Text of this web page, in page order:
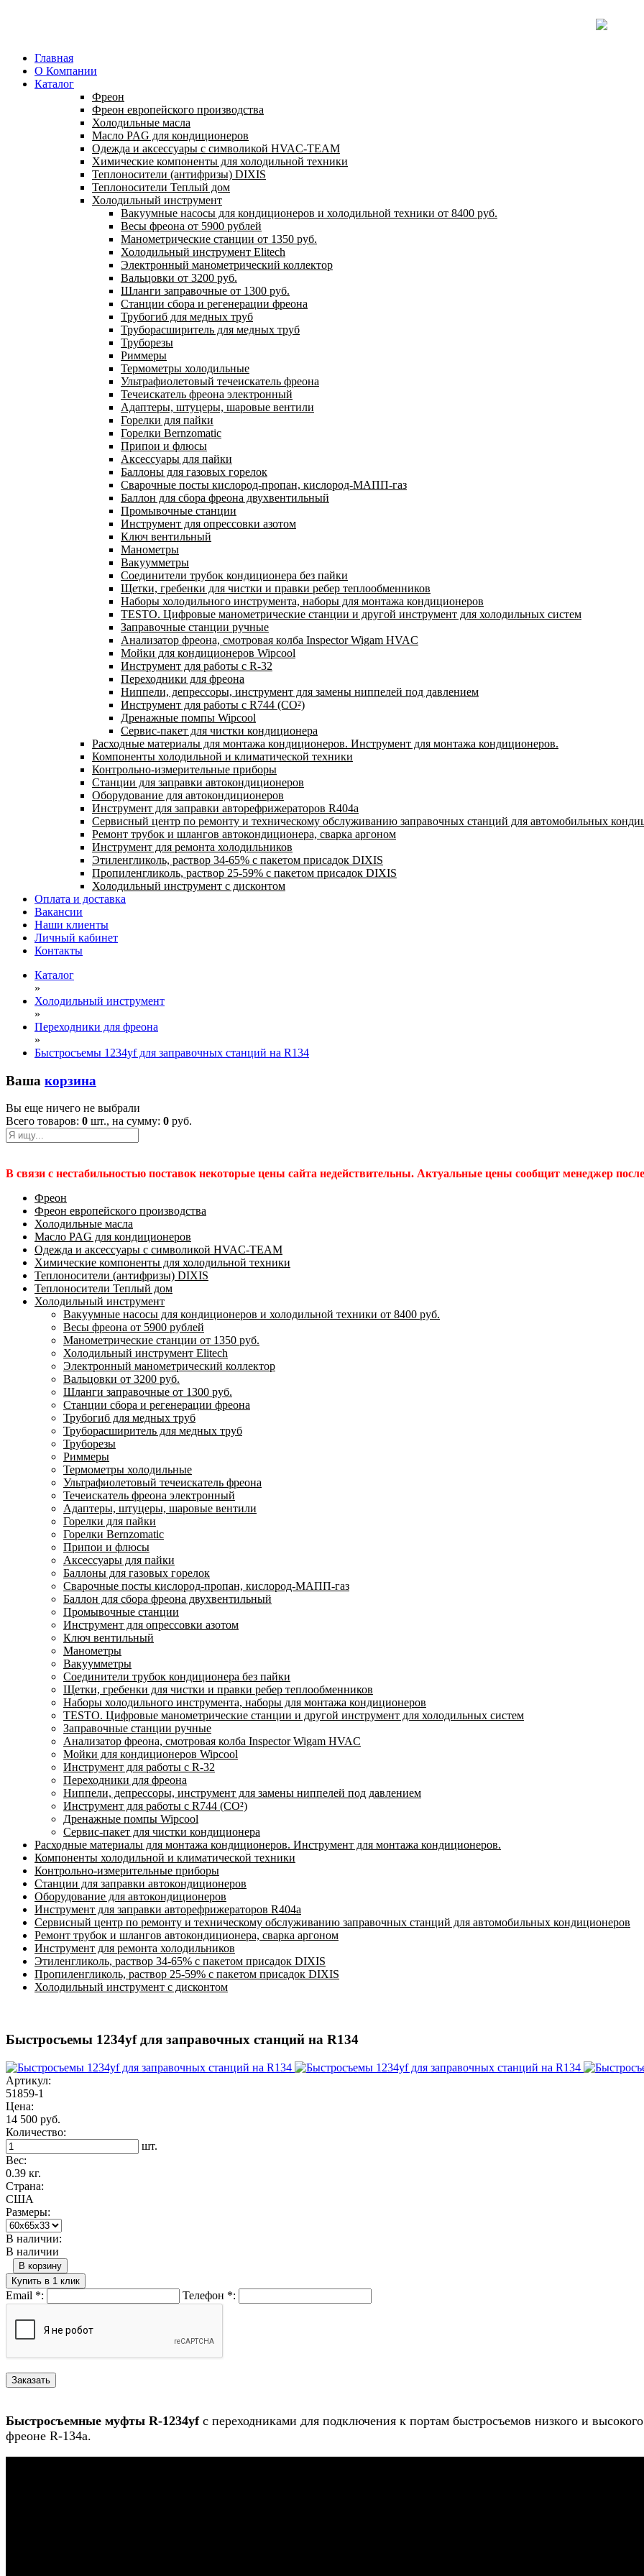
Главная
О Компании
Каталог
Фреон
Фреон европейского производства
Холодильные масла
Масло PAG для кондиционеров
Одежда и аксессуары с символикой HVAC-TEAM
Химические компоненты для холодильной техники
Теплоносители (антифризы) DIXIS
Теплоносители Теплый дом
Холодильный инструмент
Вакуумные насосы для кондиционеров и холодильной техники от 8400 руб.
Весы фреона от 5900 рублей
Манометрические станции от 1350 руб.
Холодильный инструмент Elitech
Электронный манометрический коллектор
Вальцовки от 3200 руб.
Шланги заправочные от 1300 руб.
Станции сбора и регенерации фреона
Трубогиб для медных труб
Труборасширитель для медных труб
Труборезы
Риммеры
Термометры холодильные
Ультрафиолетовый течеискатель фреона
Течеискатель фреона электронный
Адаптеры, штуцеры, шаровые вентили
Горелки для пайки
Горелки Bernzomatic
Припои и флюсы
Аксессуары для пайки
Баллоны для газовых горелок
Сварочные посты кислород-пропан, кислород-МАПП-газ
Баллон для сбора фреона двухвентильный
Промывочные станции
Инструмент для опрессовки азотом
Ключ вентильный
Манометры
Вакуумметры
Соединители трубок кондиционера без пайки
Щетки, гребенки для чистки и правки ребер теплообменников
Наборы холодильного инструмента, наборы для монтажа кондиционеров
TESTO. Цифровые манометрические станции и другой инструмент для холодильных систем
Заправочные станции ручные
Анализатор фреона, смотровая колба Inspector Wigam HVAC
Мойки для кондиционеров Wipcool
Инструмент для работы с R-32
Переходники для фреона
Ниппели, депрессоры, инструмент для замены ниппелей под давлением
Инструмент для работы с R744 (CO²)
Дренажные помпы Wipcool
Сервис-пакет для чистки кондиционера
Расходные материалы для монтажа кондиционеров. Инструмент для монтажа кондиционеров.
Компоненты холодильной и климатической техники
Контрольно-измерительные приборы
Станции для заправки автокондиционеров
Оборудование для автокондиционеров
Инструмент для заправки авторефрижераторов R404a
Сервисный центр по ремонту и техническому обслуживанию заправочных станций для автомобильных
Ремонт трубок и шлангов автокондиционера, сварка аргоном
Инструмент для ремонта холодильников
Этиленгликоль, раствор 34-65% с пакетом присадок DIXIS
Пропиленгликоль, раствор 25-59% с пакетом присадок DIXIS
Холодильный инструмент с дисконтом
Оплата и доставка
Вакансии
Наши клиенты
Личный кабинет
Контакты
Каталог
»
Холодильный инструмент
»
Переходники для фреона
»
Быстросъемы 1234yf для заправочных станций на R134
Ваша корзина
Вы еще ничего не выбрали
Всего товаров: 0 шт., на сумму: 0 руб.
В связи с нестабильностью поставок некоторые цены сайта недействительны. Актуальные цены сообщит менеджер
Фреон
Фреон европейского производства
Холодильные масла
Масло PAG для кондиционеров
Одежда и аксессуары с символикой HVAC-TEAM
Химические компоненты для холодильной техники
Теплоносители (антифризы) DIXIS
Теплоносители Теплый дом
Холодильный инструмент
Вакуумные насосы для кондиционеров и холодильной техники от 8400 руб.
Весы фреона от 5900 рублей
Манометрические станции от 1350 руб.
Холодильный инструмент Elitech
Электронный манометрический коллектор
Вальцовки от 3200 руб.
Шланги заправочные от 1300 руб.
Станции сбора и регенерации фреона
Трубогиб для медных труб
Труборасширитель для медных труб
Труборезы
Риммеры
Термометры холодильные
Ультрафиолетовый течеискатель фреона
Течеискатель фреона электронный
Адаптеры, штуцеры, шаровые вентили
Горелки для пайки
Горелки Bernzomatic
Припои и флюсы
Аксессуары для пайки
Баллоны для газовых горелок
Сварочные посты кислород-пропан, кислород-МАПП-газ
Баллон для сбора фреона двухвентильный
Промывочные станции
Инструмент для опрессовки азотом
Ключ вентильный
Манометры
Вакуумметры
Соединители трубок кондиционера без пайки
Щетки, гребенки для чистки и правки ребер теплообменников
Наборы холодильного инструмента, наборы для монтажа кондиционеров
TESTO. Цифровые манометрические станции и другой инструмент для холодильных систем
Заправочные станции ручные
Анализатор фреона, смотровая колба Inspector Wigam HVAC
Мойки для кондиционеров Wipcool
Инструмент для работы с R-32
Переходники для фреона
Ниппели, депрессоры, инструмент для замены ниппелей под давлением
Инструмент для работы с R744 (CO²)
Дренажные помпы Wipcool
Сервис-пакет для чистки кондиционера
Расходные материалы для монтажа кондиционеров. Инструмент для монтажа кондиционеров.
Компоненты холодильной и климатической техники
Контрольно-измерительные приборы
Станции для заправки автокондиционеров
Оборудование для автокондиционеров
Инструмент для заправки авторефрижераторов R404a
Сервисный центр по ремонту и техническому обслуживанию заправочных станций для автомобильных кондиционеров
Ремонт трубок и шлангов автокондиционера, сварка аргоном
Инструмент для ремонта холодильников
Этиленгликоль, раствор 34-65% с пакетом присадок DIXIS
Пропиленгликоль, раствор 25-59% с пакетом присадок DIXIS
Холодильный инструмент с дисконтом
Быстросъемы 1234yf для заправочных станций на R134
Артикул:
51859-1
Цена:
14 500 руб.
Количество:
шт.
Вес:
0.39 кг.
Страна:
США
Размеры:
В наличии:
В наличии
В корзину
Купить в 1 клик
Email *: Телефон *:
Быстросъемные муфты R-1234yfc переходниками для подключения к портам быстросъемов низкого и
фреоне R-134a.